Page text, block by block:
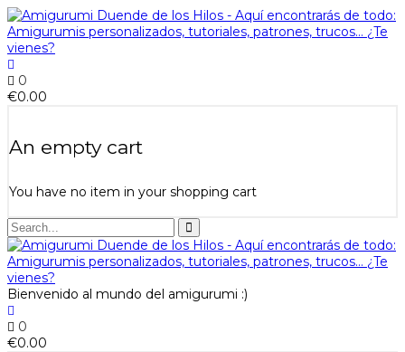
0
€0.00
An empty cart
You have no item in your shopping cart
Bienvenido al mundo del amigurumi :)
0
€0.00